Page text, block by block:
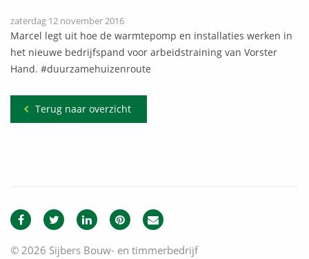
zaterdag 12 november 2016
Marcel legt uit hoe de warmtepomp en installaties werken in
het nieuwe bedrijfspand voor arbeidstraining van Vorster
Hand. #duurzamehuizenroute
Terug naar overzicht
© 2026 Sijbers Bouw- en timmerbedrijf